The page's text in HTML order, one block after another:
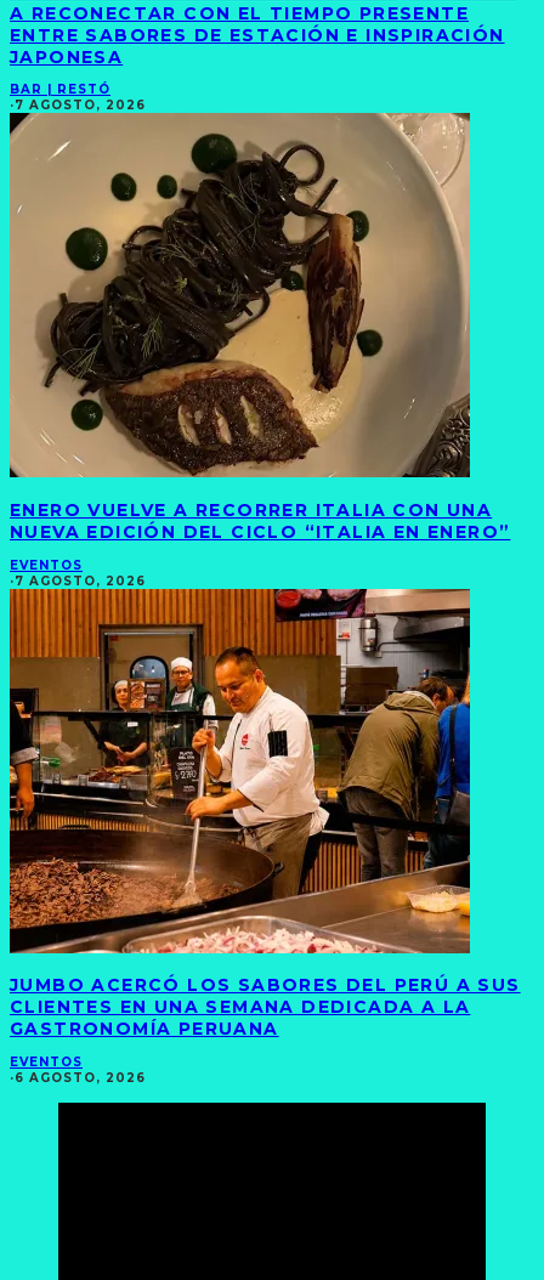
A RECONECTAR CON EL TIEMPO PRESENTE
ENTRE SABORES DE ESTACIÓN E INSPIRACIÓN
JAPONESA
BAR | RESTÓ
·7 AGOSTO, 2026
ENERO VUELVE A RECORRER ITALIA CON UNA
NUEVA EDICIÓN DEL CICLO “ITALIA EN ENERO”
EVENTOS
·7 AGOSTO, 2026
JUMBO ACERCÓ LOS SABORES DEL PERÚ A SUS
CLIENTES EN UNA SEMANA DEDICADA A LA
GASTRONOMÍA PERUANA
EVENTOS
·6 AGOSTO, 2026